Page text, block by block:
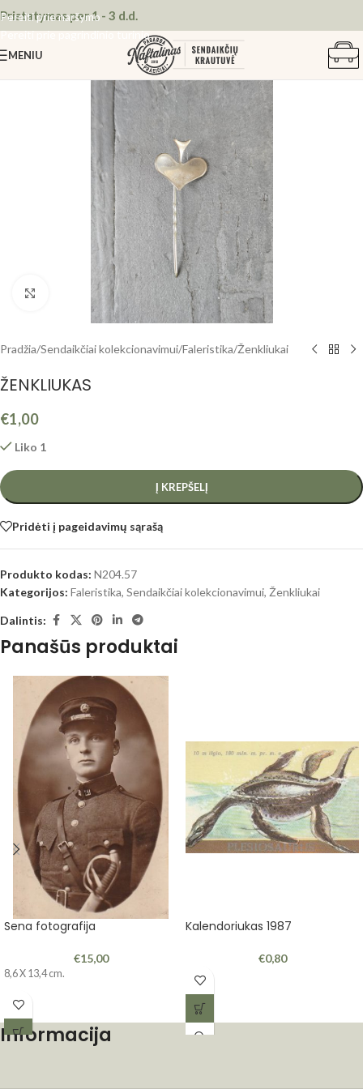
Pereiti prie naršymo
Pereiti prie pagrindinio turinio
Pristatymas per 1 - 3 d.d.
MENIU
Spustelėkite, kad padidintumėte
Pradžia/Sendaikčiai kolekcionavimui/Faleristika/Ženkliukai
ŽENKLIUKAS
€1,00
Liko 1
Į KREPŠELĮ
Pridėti į pageidavimų sąrašą
Produkto kodas: N204.57
Kategorijos: Faleristika, Sendaikčiai kolekcionavimui, Ženkliukai
Dalintis:
Panašūs produktai
Sena fotografija
€15,00
8,6 X 13,4 cm.
Kalendoriukas 1987
€0,80
Informacija